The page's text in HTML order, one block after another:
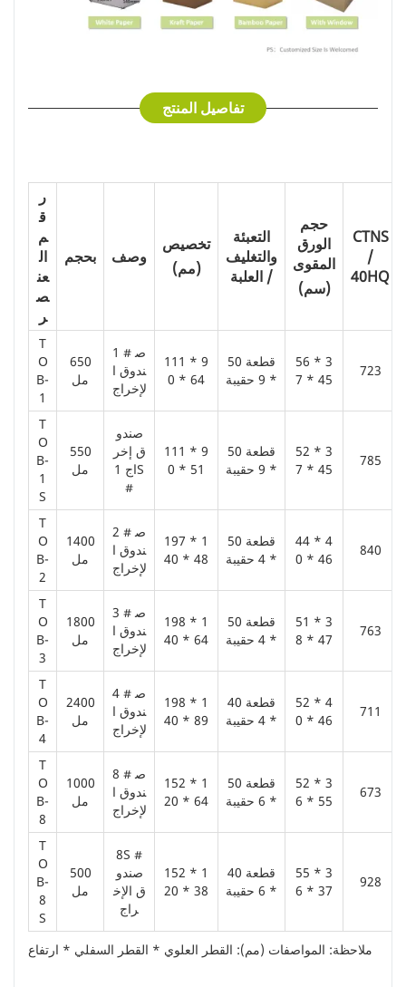
تفاصيل المنتج
ر
ق
م
ال
عن
ص
ر
بحجم وصف
تخصيص
(مم)
التعبئة
والتغليف
/ العلبة
حجم
الورق
المقوى
(سم)
CTNS
/
40HQ
T
O
B-
1
650
مل
1 # ص
ندوق ا
لإخراج
111 * 9
0 * 64
50 قطعة
* 9 حقيبة
56 * 3
7 * 45
723
T
O
B-
1
S
550
مل
صندو
ق إخر
اج 1S
#
111 * 9
0 * 51
50 قطعة
* 9 حقيبة
52 * 3
7 * 45
785
T
O
B-
2
1400
مل
2 # ص
ندوق ا
لإخراج
197 * 1
40 * 48
50 قطعة
* 4 حقيبة
44 * 4
0 * 46
840
T
O
B-
3
1800
مل
3 # ص
ندوق ا
لإخراج
198 * 1
40 * 64
50 قطعة
* 4 حقيبة
51 * 3
8 * 47
763
T
O
B-
4
2400
مل
4 # ص
ندوق ا
لإخراج
198 * 1
40 * 89
40 قطعة
* 4 حقيبة
52 * 4
0 * 46
711
T
O
B-
8
1000
مل
8 # ص
ندوق ا
لإخراج
152 * 1
20 * 64
50 قطعة
* 6 حقيبة
52 * 3
6 * 55
673
T
O
B-
8
S
500
مل
8S #
صندو
ق الإخ
راج
152 * 1
20 * 38
40 قطعة
* 6 حقيبة
55 * 3
6 * 37
928
ملاحظة: المواصفات (مم): القطر العلوي * القطر السفلي * ارتفاع